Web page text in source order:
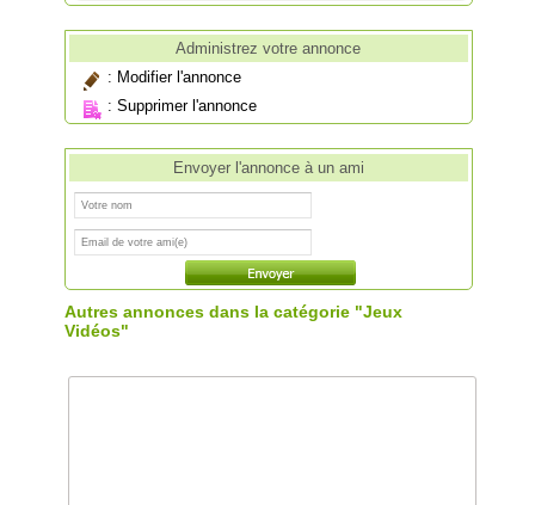
Administrez votre annonce
: Modifier l'annonce
:Supprimer l'annonce
Envoyer l'annonce à un ami
Autres annonces dans la catégorie "Jeux
Vidéos"